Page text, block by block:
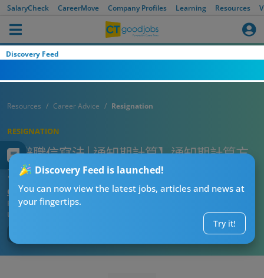
SalaryCheck CareerMove Company Profiles Learning Resources
Discovery Feed
Discovery Feed is launched!
You can now view the latest jobs, articles and news at
your fingertips.
Try it!
Resources Career Advice Resignation
RESIGNATION
【辭職信寫法│通知期計算】通知期計算方
法一覽 辭職信信封應該寫咩？
CT求職戰略師
Published:2026-08-06 06:38
Updated: